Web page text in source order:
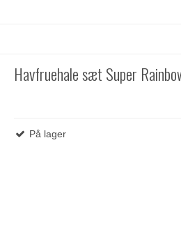
Havfruehale sæt Super
På lager